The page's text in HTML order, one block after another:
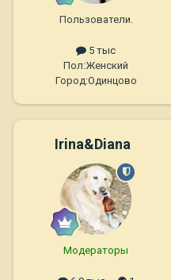
Пользователи.
5 тыс
Пол:Женский
Город:Одинцово
Irina&Diana
Модераторы